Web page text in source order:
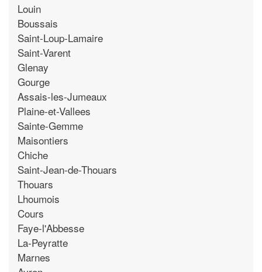
Louin
Boussais
Saint-Loup-Lamaire
Saint-Varent
Glenay
Gourge
Assais-les-Jumeaux
Plaine-et-Vallees
Sainte-Gemme
Maisontiers
Chiche
Saint-Jean-de-Thouars
Thouars
Lhoumois
Cours
Faye-l'Abbesse
La-Peyratte
Marnes